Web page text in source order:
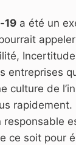
19 a été un
entreprises
culture de
rapidement.
responsable
ce soit pour